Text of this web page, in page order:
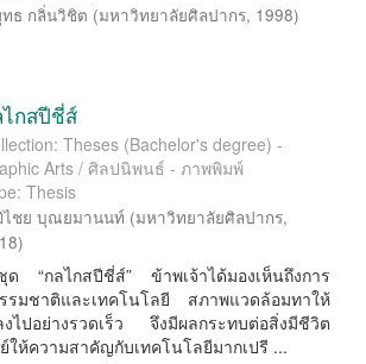
ธ กลิ่นวิชิต (มหาวิทยาลัยศิลปากร, 1998)
กสปีชี่ส์
Theses (Bachelor's degree) -
Arts / ศิลปนิพนธ์ - ภาพพิมพ์
Thesis
ชย บุณยมานนท์ (มหาวิทยาลัยศิลปากร,
)
“กลไกสปีชี่ส์” ข้าพเจ้าได้มองเห็นถึงการ
รมชาติและเทคโนโลยี สภาพแวดล้อมทาให้
งไปอย่างรวดเร็ว จึงมีผลกระทบต่อสิ่งมีชีวิต
ให้ความสาคัญกับเทคโนโลยีมากเปรี ...